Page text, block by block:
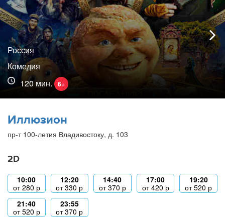
Россия
Комедия
120 мин.
6+
Иллюзион
пр-т 100-летия Владивостоку, д. 103
2D
10:00
от280 р
12:20
от330 р
14:40
от370 р
17:00
от420 р
19:20
от520 р
21:40
от520 р
23:55
от370 р